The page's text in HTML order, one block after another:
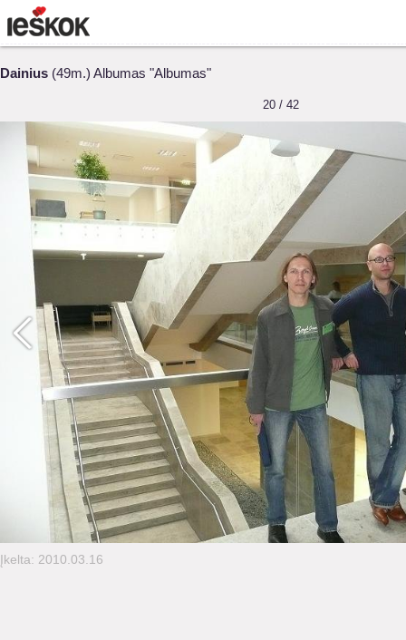
Dainius (49m.) Albumas "Albumas"
20 / 42
Įkelta: 2010.03.16